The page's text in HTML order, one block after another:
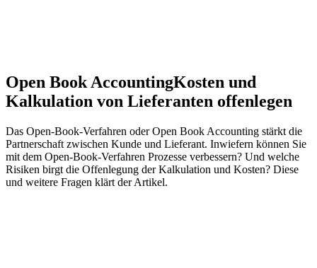
Open Book AccountingKosten und
Kalkulation von Lieferanten offenlegen
Das Open-Book-Verfahren oder Open Book Accounting stärkt die
Partnerschaft zwischen Kunde und Lieferant. Inwiefern können Sie
mit dem Open-Book-Verfahren Prozesse verbessern? Und welche
Risiken birgt die Offenlegung der Kalkulation und Kosten? Diese
und weitere Fragen klärt der Artikel.